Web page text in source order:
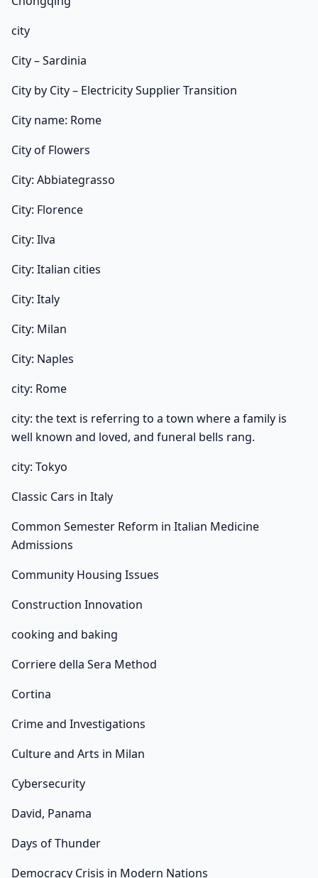
city
City – Sardinia
City by City – Electricity Supplier Transition
City name: Rome
City of Flowers
City: Abbiategrasso
City: Florence
City: Ilva
City: Italian cities
City: Italy
City: Milan
City: Naples
city: Rome
city: the text is referring to a town where a family is
well known and loved, and funeral bells rang.
city: Tokyo
Classic Cars in Italy
Common Semester Reform in Italian Medicine
Admissions
Community Housing Issues
Construction Innovation
cooking and baking
Corriere della Sera Method
Cortina
Crime and Investigations
Culture and Arts in Milan
Cybersecurity
David, Panama
Days of Thunder
Democracy Crisis in Modern Nations